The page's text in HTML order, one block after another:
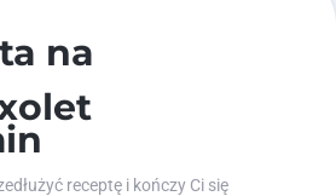
na
receptę i kończy Ci się